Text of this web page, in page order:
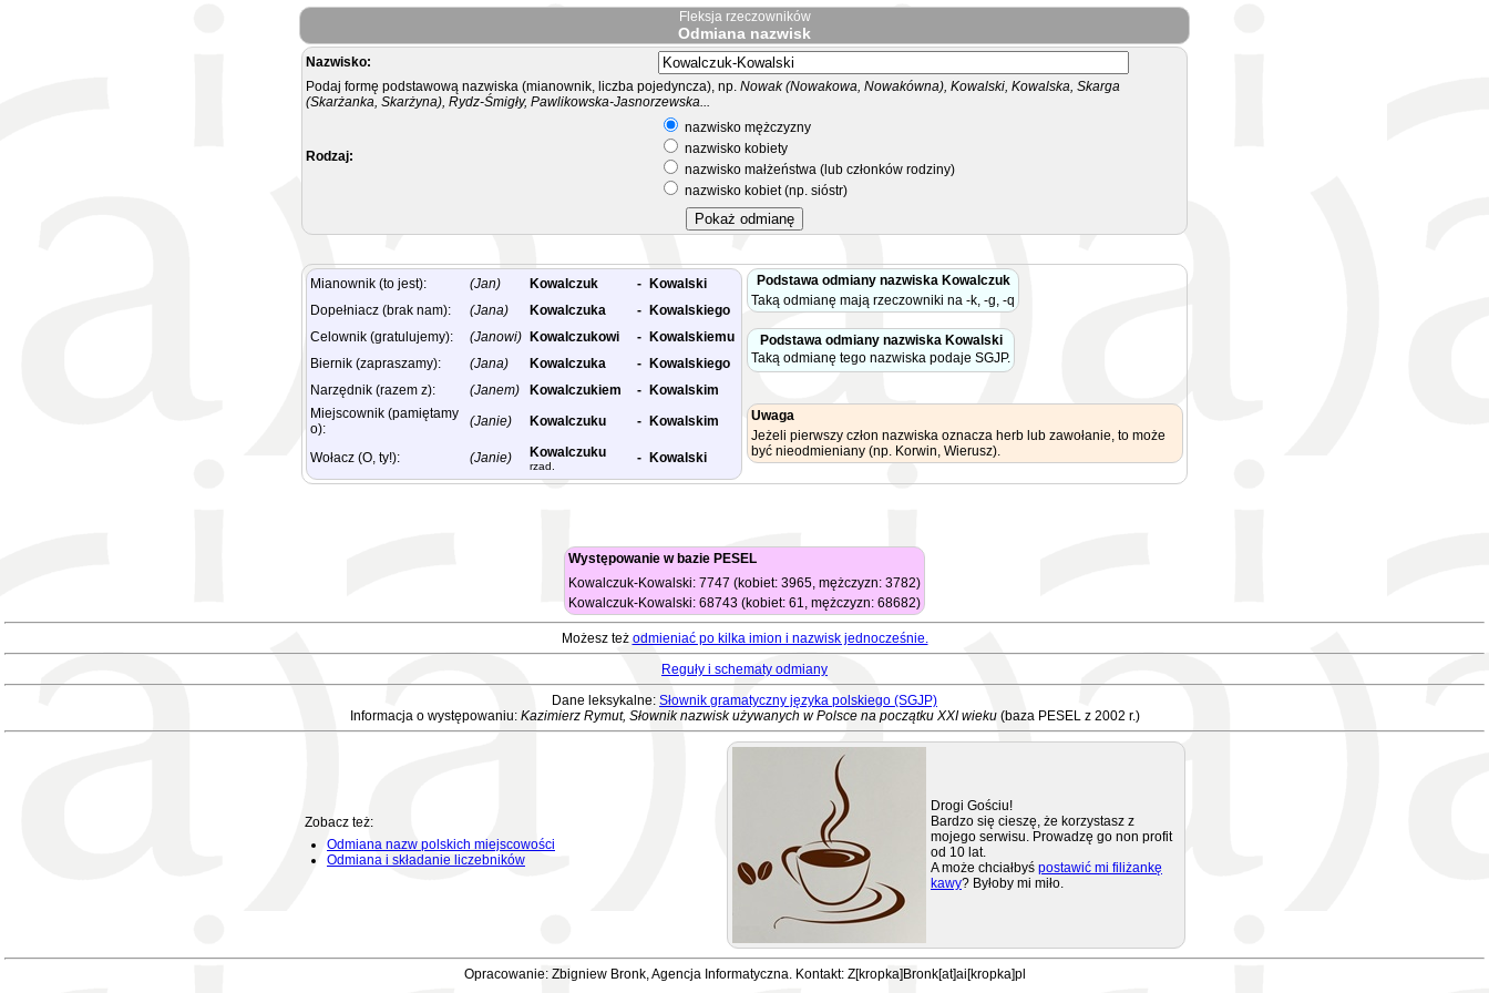
Fleksja rzeczowników
Odmiana nazwisk
Nazwisko:
Podaj formę podstawową nazwiska (mianownik, liczba pojedyncza), np. Nowak (Nowakowa, Nowakówna), Kowalski, Kowalska, Skarga
(Skarżanka, Skarżyna), Rydz-Śmigły, Pawlikowska-Jasnorzewska...
Rodzaj:
nazwisko mężczyzny
nazwisko kobiety
nazwisko małżeństwa (lub członków rodziny)
nazwisko kobiet (np. sióstr)
Mianownik (to jest): (Jan) Kowalczuk -
Kowalski
Dopełniacz (brak nam):
(Jana) Kowalczuka -
Kowalskiego
Celownik (gratulujemy):
(Janowi) Kowalczukowi -
Kowalskiemu
Biernik (zapraszamy):
(Jana) Kowalczuka -
Kowalskiego
Narzędnik (razem z):
(Janem) Kowalczukiem -
Kowalskim
Miejscownik (pamiętamy
o):
(Janie) Kowalczuku - Kowalskim
Wołacz (O, ty!): (Janie) Kowalczuku
rzad.
- Kowalski
Podstawa odmiany nazwiska Kowalczuk
Taką odmianę mają rzeczowniki na -k, -g, -q
Podstawa odmiany nazwiska Kowalski
Taką odmianę tego nazwiska podaje SGJP.
Uwaga
Jeżeli pierwszy człon nazwiska oznacza herb lub zawołanie, to może
być nieodmieniany (np. Korwin, Wierusz).
Występowanie w bazie PESEL
Kowalczuk-Kowalski: 7747 (kobiet: 3965, mężczyzn: 3782)
Kowalczuk-Kowalski: 68743 (kobiet: 61, mężczyzn: 68682)
Możesz też odmieniać po kilka imion i nazwisk jednocześnie.
Reguły i schematy odmiany
Dane leksykalne: Słownik gramatyczny języka polskiego (SGJP)
Informacja o występowaniu: Kazimierz Rymut, Słownik nazwisk używanych w Polsce na początku XXI wieku(baza PESEL z 2002 r.)
Zobacz też:
Odmiana nazw polskich miejscowości
Odmiana i składanie liczebników
Drogi Gościu!
Bardzo się cieszę, że korzystasz z
mojego serwisu. Prowadzę go non profit
od 10 lat.
A może chciałbyś postawić mi filiżankę
kawy? Byłoby mi miło.
Opracowanie: Zbigniew Bronk, Agencja Informatyczna. Kontakt: Z[kropka]Bronk[at]ai[kropka]pl